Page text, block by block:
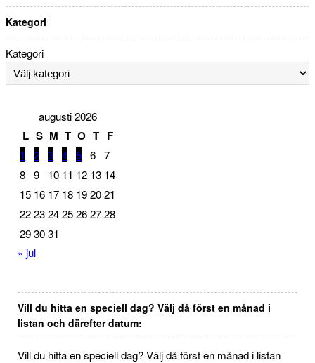
Kategori
Kategori
augusti 2026
L S M T O T F
1 2 3 4 5 6 7
8 9 10 11 12 13 14
15 16 17 18 19 20 21
22 23 24 25 26 27 28
29 30 31
« jul
Vill du hitta en speciell dag? Välj då först en månad i
listan och därefter datum:
Vill du hitta en speciell dag? Välj då först en månad i listan